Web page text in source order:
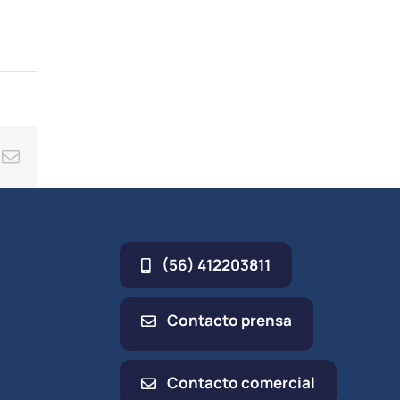
Correo
(56) 412203811
Contacto prensa
Contacto comercial